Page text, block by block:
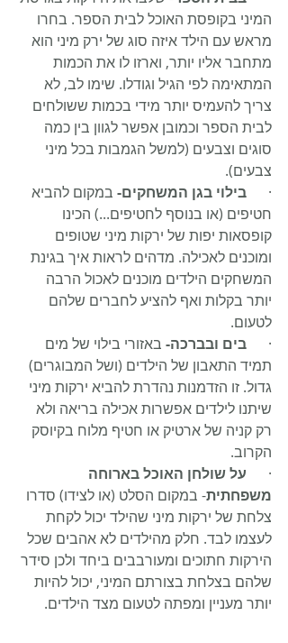
המיני בקופסת האוכל לבית הספר. בחרו
מראש עם הילד איזה סוג של ירק מיני הוא
מתחבר אליו יותר, וארזו לו את הכמות
המתאימה לפי הגיל וגודלו. שימו לב, לא
צריך להעמיס יותר מידי בכמות ששולחים
לבית הספר וכמובן אפשר לגוון בין כמה
סוגים וצבעים (למשל הגמבות בכל מיני
צבעים).
· בילוי בגן המשחקים- במקום להביא
חטיפים (או בנוסף לחטיפים...) הכינו
קופסאות יפות של ירקות מיני שטופים
ומוכנים לאכילה. מדהים לראות איך בגינת
המשחקים הילדים מוכנים לאכול הרבה
יותר בקלות ואף להציע לחברים שלהם
לטעום.
· בים ובברכה- באזורי בילוי של מים
תמיד התאבון של הילדים (ושל המבוגרים)
גדול. זו הזדמנות נהדרת להביא ירקות מיני
שיתנו לילדים אפשרות אכילה בריאה ולא
רק קניה של ארטיק או חטיף מלוח בקיוסק
הקרוב.
· על שולחן האוכל בארוחה
משפחתית- במקום הסלט (או לצידו) סדרו
צלחת של ירקות מיני שהילד יכול לקחת
לעצמו לבד. חלק מהילדים לא אהבים שכל
הירקות חתוכים ומעורבבים ביחד ולכן סידר
שלהם בצלחת בצורתם המיני, יכול להיות
יותר מעניין ומפתה לטעום מצד הילדים.